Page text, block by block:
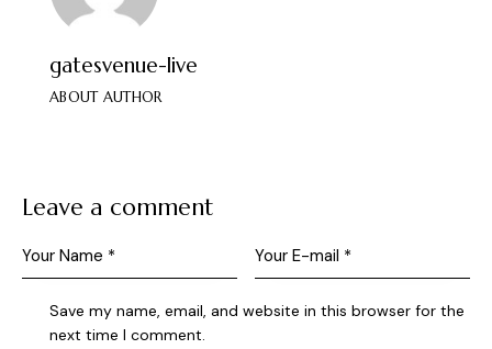
gatesvenue-live
ABOUT AUTHOR
Leave a comment
Save my name, email, and website in this browser for the
next time I comment.